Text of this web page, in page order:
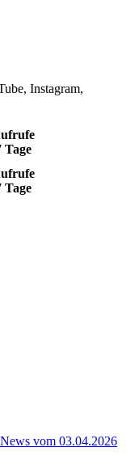
Instagram,
Tage
Tage
vom 03.04.2026